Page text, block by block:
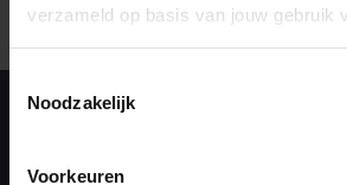
verzameld op basis van jouw gebruik
Noodzakelijk
Voorkeuren